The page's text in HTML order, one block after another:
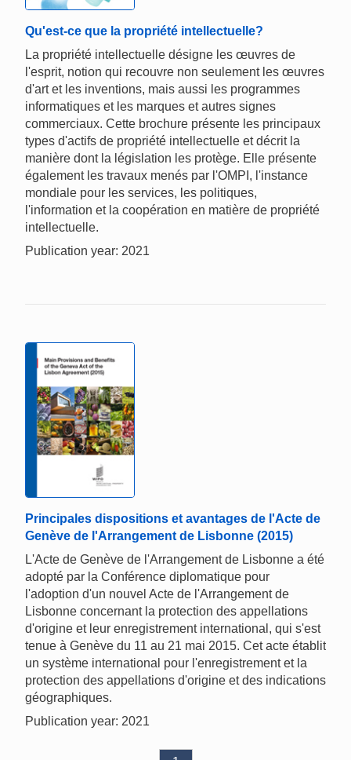
Qu'est-ce que la propriété intellectuelle?
La propriété intellectuelle désigne les œuvres de
l'esprit, notion qui recouvre non seulement les œuvres
d'art et les inventions, mais aussi les programmes
informatiques et les marques et autres signes
commerciaux. Cette brochure présente les principaux
types d'actifs de propriété intellectuelle et décrit la
manière dont la législation les protège. Elle présente
également les travaux menés par l'OMPI, l'instance
mondiale pour les services, les politiques,
l'information et la coopération en matière de propriété
intellectuelle.
Publication year: 2021
Principales dispositions et avantages de l'Acte de
Genève de l'Arrangement de Lisbonne (2015)
L'Acte de Genève de l'Arrangement de Lisbonne a été
adopté par la Conférence diplomatique pour
l'adoption d'un nouvel Acte de l'Arrangement de
Lisbonne concernant la protection des appellations
d'origine et leur enregistrement international, qui s'est
tenue à Genève du 11 au 21 mai 2015. Cet acte établit
un système international pour l'enregistrement et la
protection des appellations d'origine et des indications
géographiques.
Publication year: 2021